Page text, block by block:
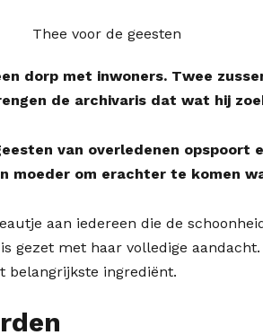
dorp met inwoners. Twee
de archivaris dat wat hij
van overledenen opspoort
moeder om erachter te komen
aan iedereen die de
gezet met haar volledige
belangrijkste ingrediënt.